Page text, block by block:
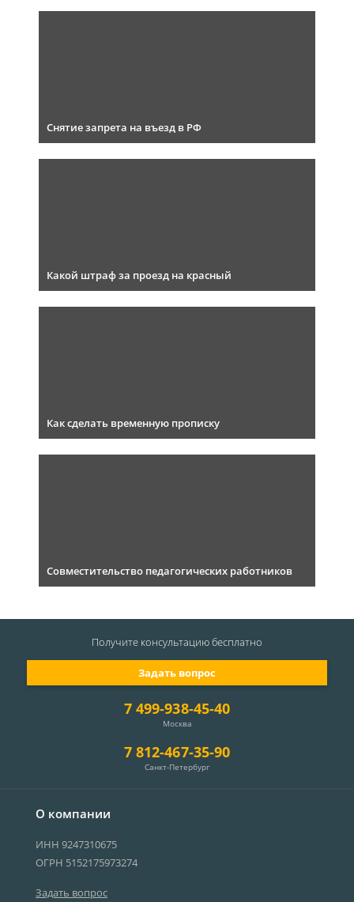
Снятие запрета на въезд в РФ
Какой штраф за проезд на красный
Как сделать временную прописку
Совместительство педагогических работников
О компании
ИНН 9247310675
ОГРН 5152175973274
Задать вопрос
7 499-938-45-40
Москва
7 812-467-35-90
Санкт-Петербург
Задать вопрос
Получите консультациюбесплатно